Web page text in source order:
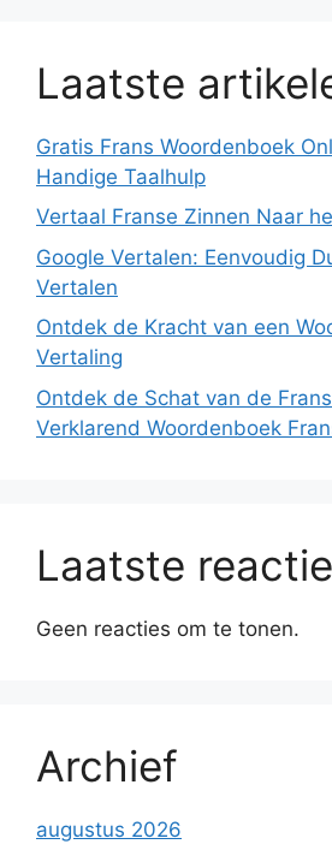
Laatste
Gratis Frans Woordenboek
Handige Taalhulp
Vertaal Franse Zinnen Naar
Google Vertalen: Eenvoudig
Vertalen
Ontdek de Kracht van een
Vertaling
Ontdek de Schat van de
Verklarend Woordenboek
Laatste
Geen reacties om te tonen.
Archief
augustus 2026